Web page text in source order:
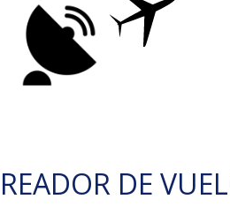
DE